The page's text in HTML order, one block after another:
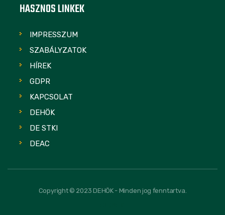
HASZNOS LINKEK
IMPRESSZUM
SZABÁLYZATOK
HÍREK
GDPR
KAPCSOLAT
DEHÖK
DE STKI
DEAC
Copyright © 2023 DEHÖK - Minden jog fenntartva.